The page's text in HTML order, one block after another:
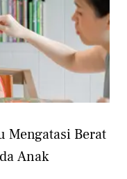
Mengatasi Berat
Anak